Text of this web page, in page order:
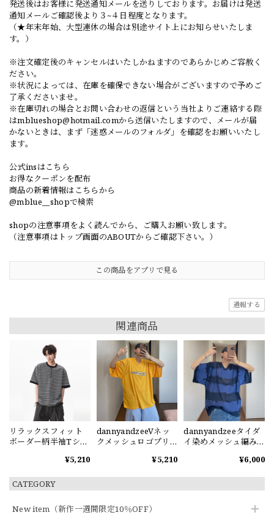
CATEGORY
New item（新作一週間限定10％OFF）
発送後はお客様に発送通知メールを送りしております。お届けは発送
通知メールご確認後より３~４日程度となります。
（★年末年始、大型連休の場合は別途サイト上にお知らせいたしま
す。）
※注文確定後のキャンセルはいたしかねますのであらかじめご容赦く
ださい。
※状況によっては、在庫を確保できない場合がございますので予めご
了承くださいませ。
※在庫切れの場合とお問い合わせの返信という当社よりご連絡する際
はmblueshop@hotmail.comから送信いたしますので、メールが届
かないときは、まず「迷惑メールのフォルダ」を確認をお願いいたし
ます。
公式insはこちら
お得なクーポンを配布
商品の新着情報はこちらから
@mblue__shopで検索
shopの注意事項をよく読んでから、ご購入お願い致します。
（注意事項はトップ画面のABOUTからご確認下さい。）
この商品をアプリで見る
通報する
関連商品
リラックスフィット
ボーダー柄半袖Tシャ
¥5,210
dannyandzeeVネッ
クメッシュロゴプリ
¥5,210
dannyandzeeタイダ
イ染めメッシュ編みV
¥6,000